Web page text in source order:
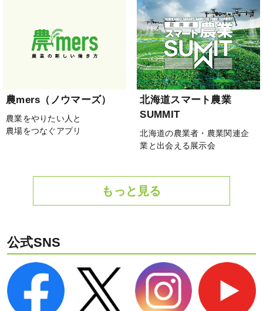
農mers（ノウマーズ）
農業をやりたい人と
農場をつなぐアプリ
北海道スマート農業
SUMMIT
北海道の農業者・農業関連企
業と出会える展示会
もっと見る
公式SNS